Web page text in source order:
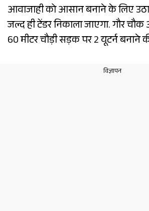
आवाजाही को आसान बनाने के लिए
जल्द ही टेंडर निकाला जाएगा. गौर
60 मीटर चौड़ी सड़क पर 2 यूटर्न बनाने